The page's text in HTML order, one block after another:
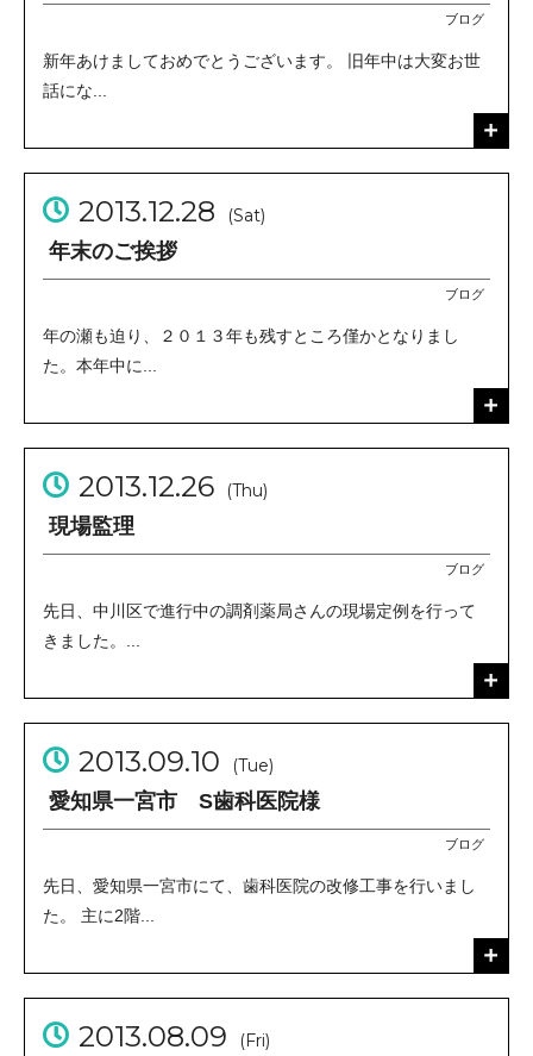
ブログ
新年あけましておめでとうございます。 旧年中は大変お世
話にな...
2013.12.28 (Sat)
年末のご挨拶
ブログ
年の瀬も迫り、２０１３年も残すところ僅かとなりまし
た。本年中に...
2013.12.26 (Thu)
現場監理
ブログ
先日、中川区で進行中の調剤薬局さんの現場定例を行って
きました。...
2013.09.10 (Tue)
愛知県一宮市 S歯科医院様
ブログ
先日、愛知県一宮市にて、歯科医院の改修工事を行いまし
た。 主に2階...
2013.08.09 (Fri)